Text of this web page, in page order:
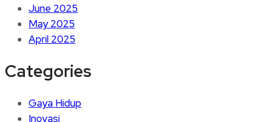
June 2025
May 2025
April 2025
Categories
Gaya Hidup
Inovasi